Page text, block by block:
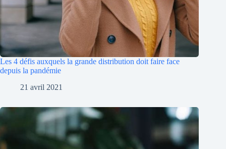
Les 4 défis auxquels la grande distribution doit faire face
depuis la pandémie
21 avril 2021